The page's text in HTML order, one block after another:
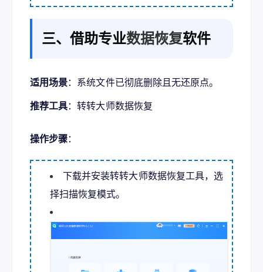
三、借助专业数据恢复软件
适用场景：系统文件已彻底删除且无还原点。
推荐工具：转转大师数据恢复
操作步骤：
下载并安装转转大师数据恢复工具，选
择扫描恢复模式。